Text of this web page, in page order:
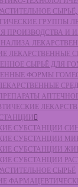
РАСТИТЕЛЬНОЕ
ГРУППЫ
ПРОИЗВОДСТВА
ЛЕКАРСТВЕННЫЕ
СЫРЬЁ ДЛЯ
ФОРМЫ
СУБСТАНЦИИ
СУБСТАНЦИИ
СУБСТАНЦИИ
СУБСТАНЦИИ
СЫРЬЁ